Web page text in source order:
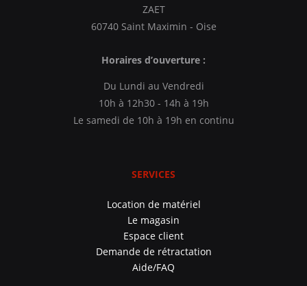
ZAET
60740 Saint Maximin - Oise
Horaires d’ouverture :
Du Lundi au Vendredi
10h à 12h30 - 14h à 19h
Le samedi de 10h à 19h en continu
SERVICES
Location de matériel
Le magasin
Espace client
Demande de rétractation
Aide/FAQ